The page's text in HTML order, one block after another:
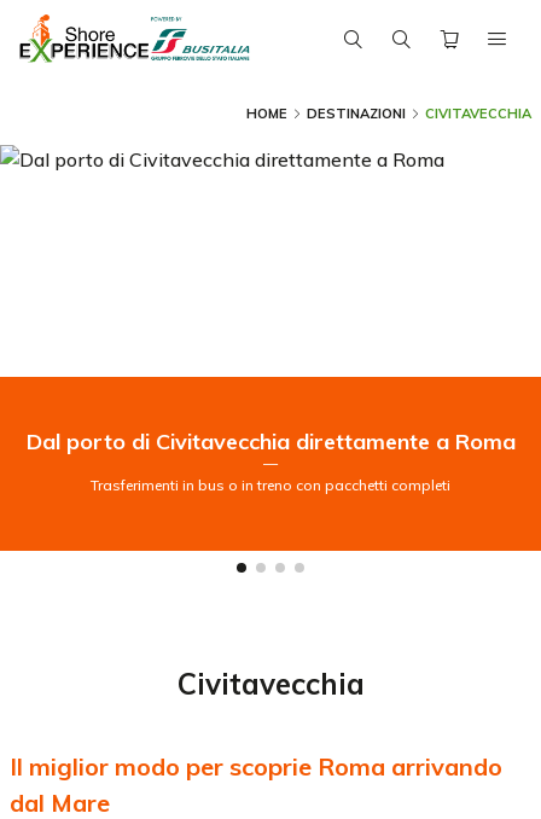
HOME DESTINAZIONI CIVITAVECCHIA
Dal porto di Civitavecchia direttamente a Roma
—
Trasferimenti in bus o in treno con pacchetti completi
Civitavecchia
Il miglior modo per scoprie Roma arrivando
dal Mare